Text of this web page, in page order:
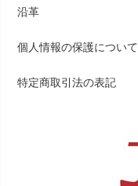
沿革
個人情報の保護について
特定商取引法の表記